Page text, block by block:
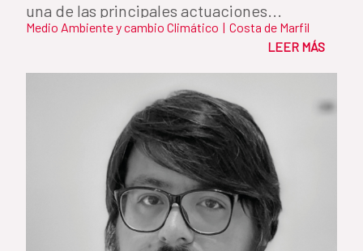
una de las principales actuaciones...
Medio Ambiente y cambio Climático | Costa de Marfil
LEER MÁS